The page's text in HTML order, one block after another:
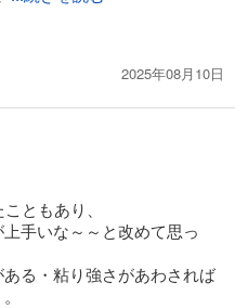
やるかな？という点がやや
2025年08月10日
ともあり、
手いな～～と改めて思っ
る・粘り強さがあわされば